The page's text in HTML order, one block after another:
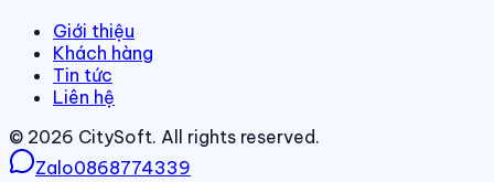
Giới thiệu
Khách hàng
Tin tức
Liên hệ
© 2026 CitySoft. All rights reserved.
Zalo0868774339